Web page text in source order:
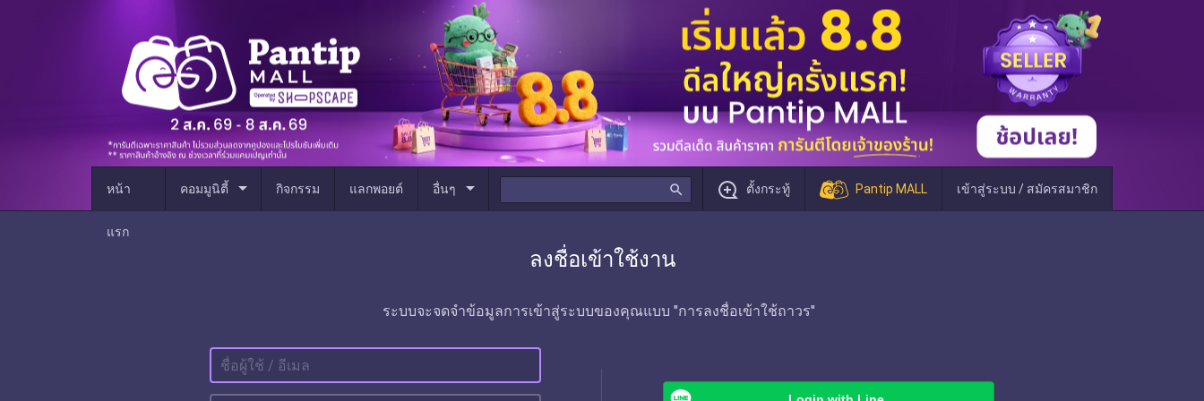
หน้า
แรก
คอมมูนิตี้ arrow_drop_down กิจกรรม แลกพอยต์ อื่นๆ arrow_drop_down search ตั้งกระทู้ Pantip MALL เข้าสู่ระบบ / สมัครสมาชิก
ลงชื่อเข้าใช้งาน
ระบบจะจดจำข้อมูลการเข้าสู่ระบบของคุณแบบ "การลงชื่อเข้าใช้ถาวร"